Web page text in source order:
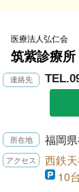
医療法人弘仁会
筑紫診療所
福岡
西鉄
10